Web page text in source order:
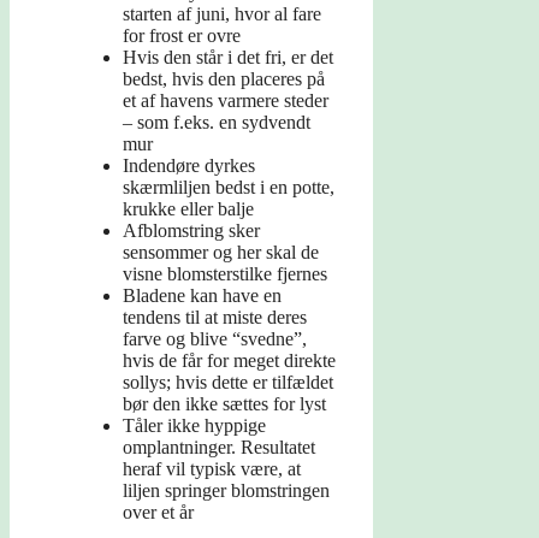
starten af juni, hvor al fare
for frost er ovre
Hvis den står i det fri, er det
bedst, hvis den placeres på
et af havens varmere steder
– som f.eks. en sydvendt
mur
Indendøre dyrkes
skærmliljen bedst i en potte,
krukke eller balje
Afblomstring sker
sensommer og her skal de
visne blomsterstilke fjernes
Bladene kan have en
tendens til at miste deres
farve og blive “svedne”,
hvis de får for meget direkte
sollys; hvis dette er tilfældet
bør den ikke sættes for lyst
Tåler ikke hyppige
omplantninger. Resultatet
heraf vil typisk være, at
liljen springer blomstringen
over et år